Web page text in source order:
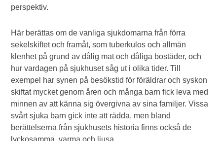
perspektiv.
Här berättas om de vanliga sjukdomarna från förra
sekelskiftet och framåt, som tuberkulos och allmän
klenhet på grund av dålig mat och dåliga bostäder, och
hur vardagen på sjukhuset såg ut i olika tider. Till
exempel har synen på besökstid för föräldrar och syskon
skiftat mycket genom åren och många barn fick leva med
minnen av att känna sig övergivna av sina familjer. Vissa
svårt sjuka barn gick inte att rädda, men bland
berättelserna från sjukhusets historia finns också de
lyckosamma, varma och ljusa.